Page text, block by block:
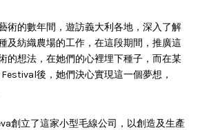
術的數年間，遊訪義大利各地，深入了解
及紡織農場的工作，在這段期間，推廣這
的想法，在她們的心裡埋下種子，而在某
後，她們決心實現這一個夢想，
創立了這家小型毛線公司，以創造及生產